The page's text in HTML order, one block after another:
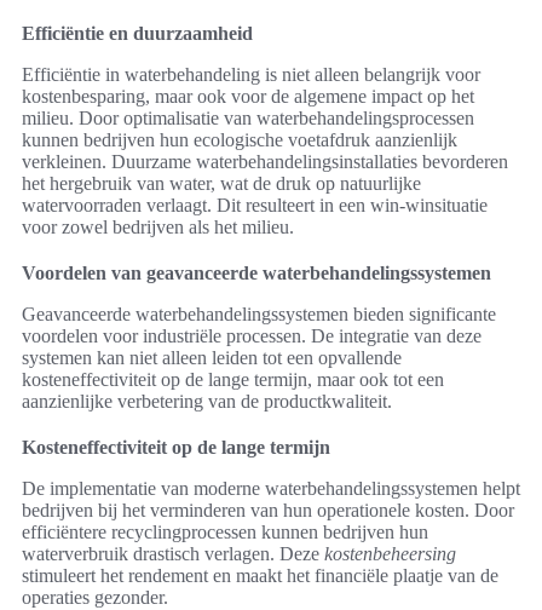
Efficiëntie en duurzaamheid
Efficiëntie in waterbehandeling is niet alleen belangrijk voor
kostenbesparing, maar ook voor de algemene impact op het
milieu. Door optimalisatie van waterbehandelingsprocessen
kunnen bedrijven hun ecologische voetafdruk aanzienlijk
verkleinen. Duurzame waterbehandelingsinstallaties bevorderen
het hergebruik van water, wat de druk op natuurlijke
watervoorraden verlaagt. Dit resulteert in een win-winsituatie
voor zowel bedrijven als het milieu.
Voordelen van geavanceerde waterbehandelingssystemen
Geavanceerde waterbehandelingssystemen bieden significante
voordelen voor industriële processen. De integratie van deze
systemen kan niet alleen leiden tot een opvallende
kosteneffectiviteit op de lange termijn, maar ook tot een
aanzienlijke verbetering van de productkwaliteit.
Kosteneffectiviteit op de lange termijn
De implementatie van moderne waterbehandelingssystemen helpt
bedrijven bij het verminderen van hun operationele kosten. Door
efficiëntere recyclingprocessen kunnen bedrijven hun
waterverbruik drastisch verlagen. Deze kostenbeheersing
stimuleert het rendement en maakt het financiële plaatje van de
operaties gezonder.